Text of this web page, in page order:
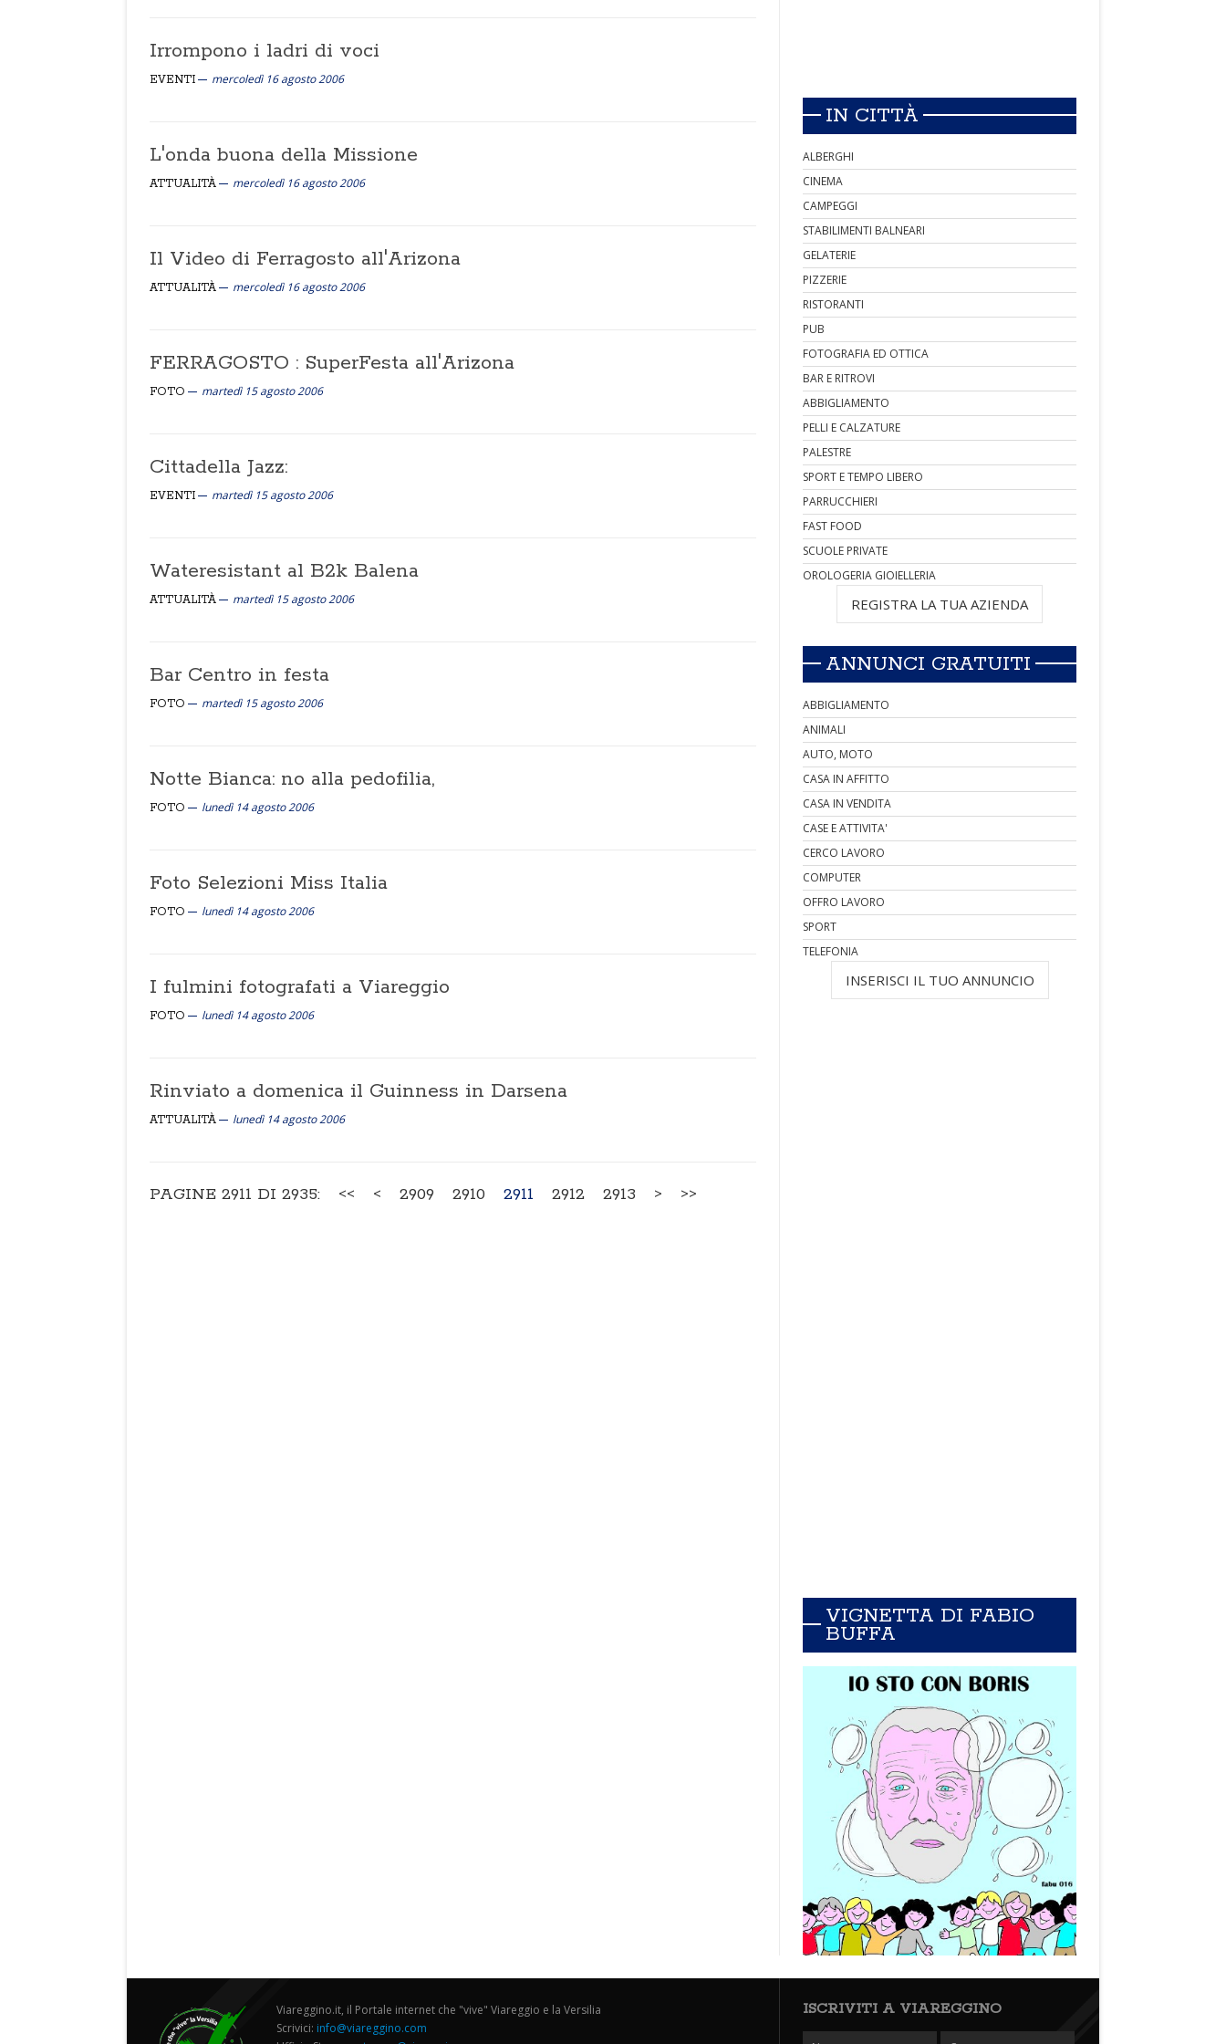
Irrompono i ladri di voci
EVENTI mercoledì 16 agosto 2006
L'onda buona della Missione
ATTUALITÀ mercoledì 16 agosto 2006
Il Video di Ferragosto all'Arizona
ATTUALITÀ mercoledì 16 agosto 2006
FERRAGOSTO : SuperFesta all'Arizona
FOTO martedì 15 agosto 2006
Cittadella Jazz:
EVENTI martedì 15 agosto 2006
Wateresistant al B2k Balena
ATTUALITÀ martedì 15 agosto 2006
Bar Centro in festa
FOTO martedì 15 agosto 2006
Notte Bianca: no alla pedofilia,
FOTO lunedì 14 agosto 2006
Foto Selezioni Miss Italia
FOTO lunedì 14 agosto 2006
I fulmini fotografati a Viareggio
FOTO lunedì 14 agosto 2006
Rinviato a domenica il Guinness in Darsena
ATTUALITÀ lunedì 14 agosto 2006
PAGINE 2911 DI 2935: << < 2909 2910 2911 2912 2913 > >>
IN CITTÀ
ALBERGHI
CINEMA
CAMPEGGI
STABILIMENTI BALNEARI
GELATERIE
PIZZERIE
RISTORANTI
PUB
FOTOGRAFIA ED OTTICA
BAR E RITROVI
ABBIGLIAMENTO
PELLI E CALZATURE
PALESTRE
SPORT E TEMPO LIBERO
PARRUCCHIERI
FAST FOOD
SCUOLE PRIVATE
OROLOGERIA GIOIELLERIA
REGISTRA LA TUA AZIENDA
ANNUNCI GRATUITI
ABBIGLIAMENTO
ANIMALI
AUTO, MOTO
CASA IN AFFITTO
CASA IN VENDITA
CASE E ATTIVITA'
CERCO LAVORO
COMPUTER
OFFRO LAVORO
SPORT
TELEFONIA
INSERISCI IL TUO ANNUNCIO
VIGNETTA DI FABIO
BUFFA
Viareggino.it, il Portale internet che "vive" Viareggio e la Versilia
Scrivici: info@viareggino.com
ISCRIVITI A VIAREGGINO